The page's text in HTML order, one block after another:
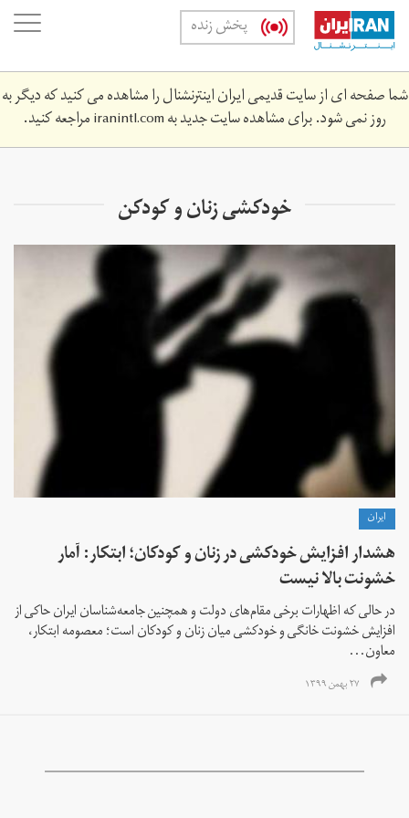
Skip
main
content
پخش زنده
شما صفحه ای از سایت قدیمی ایران اینترنشنال را مشاهده می کنید که دیگر به
روز نمی شود. برای مشاهده سایت جدید بهiranintl.comمراجعه کنید.
خودکشی زنان و کودکن
ايران
هشدار افزایش خودکشی در زنان و کودکان؛ ابتکار: آمار
خشونت بالا نیست
در حالی که اظهارات برخی مقام‌های دولت و همچنین جامعه‌شناسان ایران حاکی از
افزایش خشونت خانگی و خودکشی‌ میان زنان و کودکان است؛ معصومه ابتکار،‌
معاون...
۲۷ بهمن ۱۳۹۹